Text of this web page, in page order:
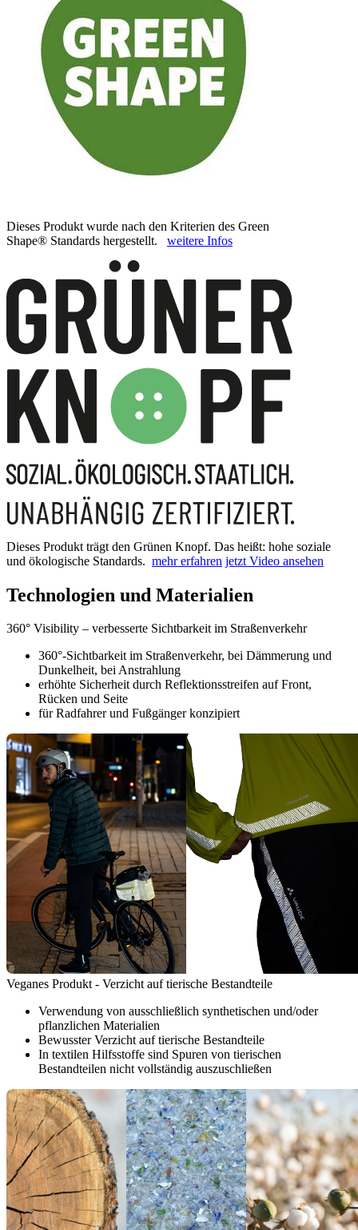
Dieses Produkt wurde nach den Kriterien des Green
Shape® Standards hergestellt. weitere Infos
Dieses Produkt trägt den Grünen Knopf. Das heißt: hohe soziale
und ökologische Standards. mehr erfahren jetzt Video ansehen
Technologien und Materialien
360° Visibility – verbesserte Sichtbarkeit im Straßenverkehr
360°-Sichtbarkeit im Straßenverkehr, bei Dämmerung und
Dunkelheit, bei Anstrahlung
erhöhte Sicherheit durch Reflektionsstreifen auf Front,
Rücken und Seite
für Radfahrer und Fußgänger konzipiert
Veganes Produkt - Verzicht auf tierische Bestandteile
Verwendung von ausschließlich synthetischen und/oder
pflanzlichen Materialien
Bewusster Verzicht auf tierische Bestandteile
In textilen Hilfsstoffe sind Spuren von tierischen
Bestandteilen nicht vollständig auszuschließen